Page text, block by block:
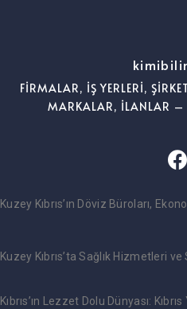
FİRMALAR, İŞ YERLERİ,
MARKALAR, İLANLAR –
Kuzey Kıbrıs’ın Döviz Büroları,
Kuzey Kıbrıs’ta Sağlık Hizmetleri
Kıbrıs’ın Lezzet Dolu Dünyası: